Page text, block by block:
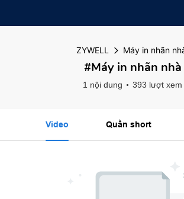
ZYWELL Máy in nhãn
#Máy in nhãn nhà
1 nội dung 393 lượt xem
Video Quần short